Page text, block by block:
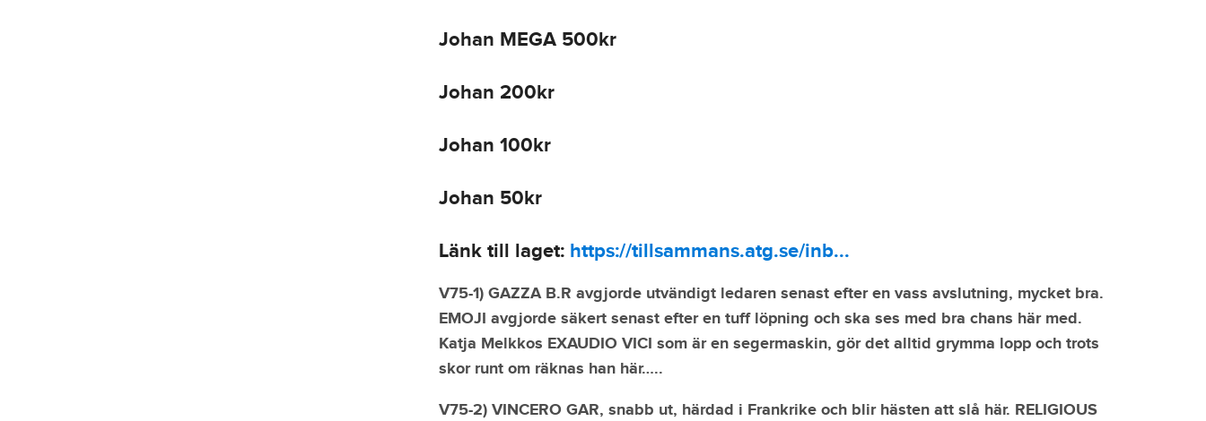
Johan MEGA 500kr
Johan 200kr
Johan 100kr
Johan 50kr
Länk till laget: https://tillsammans.atg.se/inb...
V75-1) GAZZA B.R avgjorde utvändigt ledaren senast efter en vass avslutning, mycket bra.
EMOJI avgjorde säkert senast efter en tuff löpning och ska ses med bra chans här med.
Katja Melkkos EXAUDIO VICI som är en segermaskin, gör det alltid grymma lopp och trots
skor runt om räknas han här…..
V75-2) VINCERO GAR, snabb ut, härdad i Frankrike och blir hästen att slå här. RELIGIOUS